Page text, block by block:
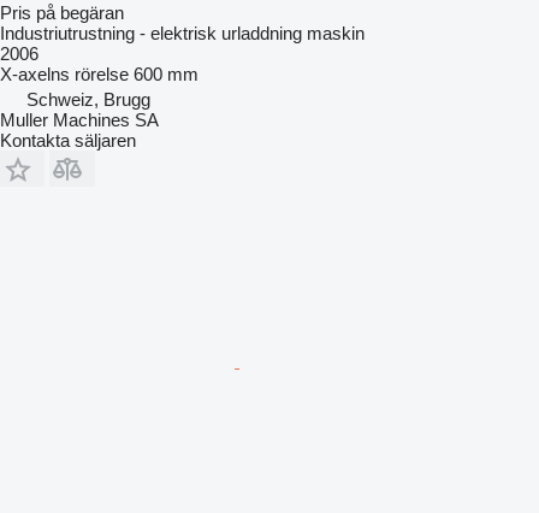
Pris på begäran
Industriutrustning - elektrisk urladdning maskin
2006
X-axelns rörelse 600 mm
Schweiz, Brugg
Muller Machines SA
Kontakta säljaren